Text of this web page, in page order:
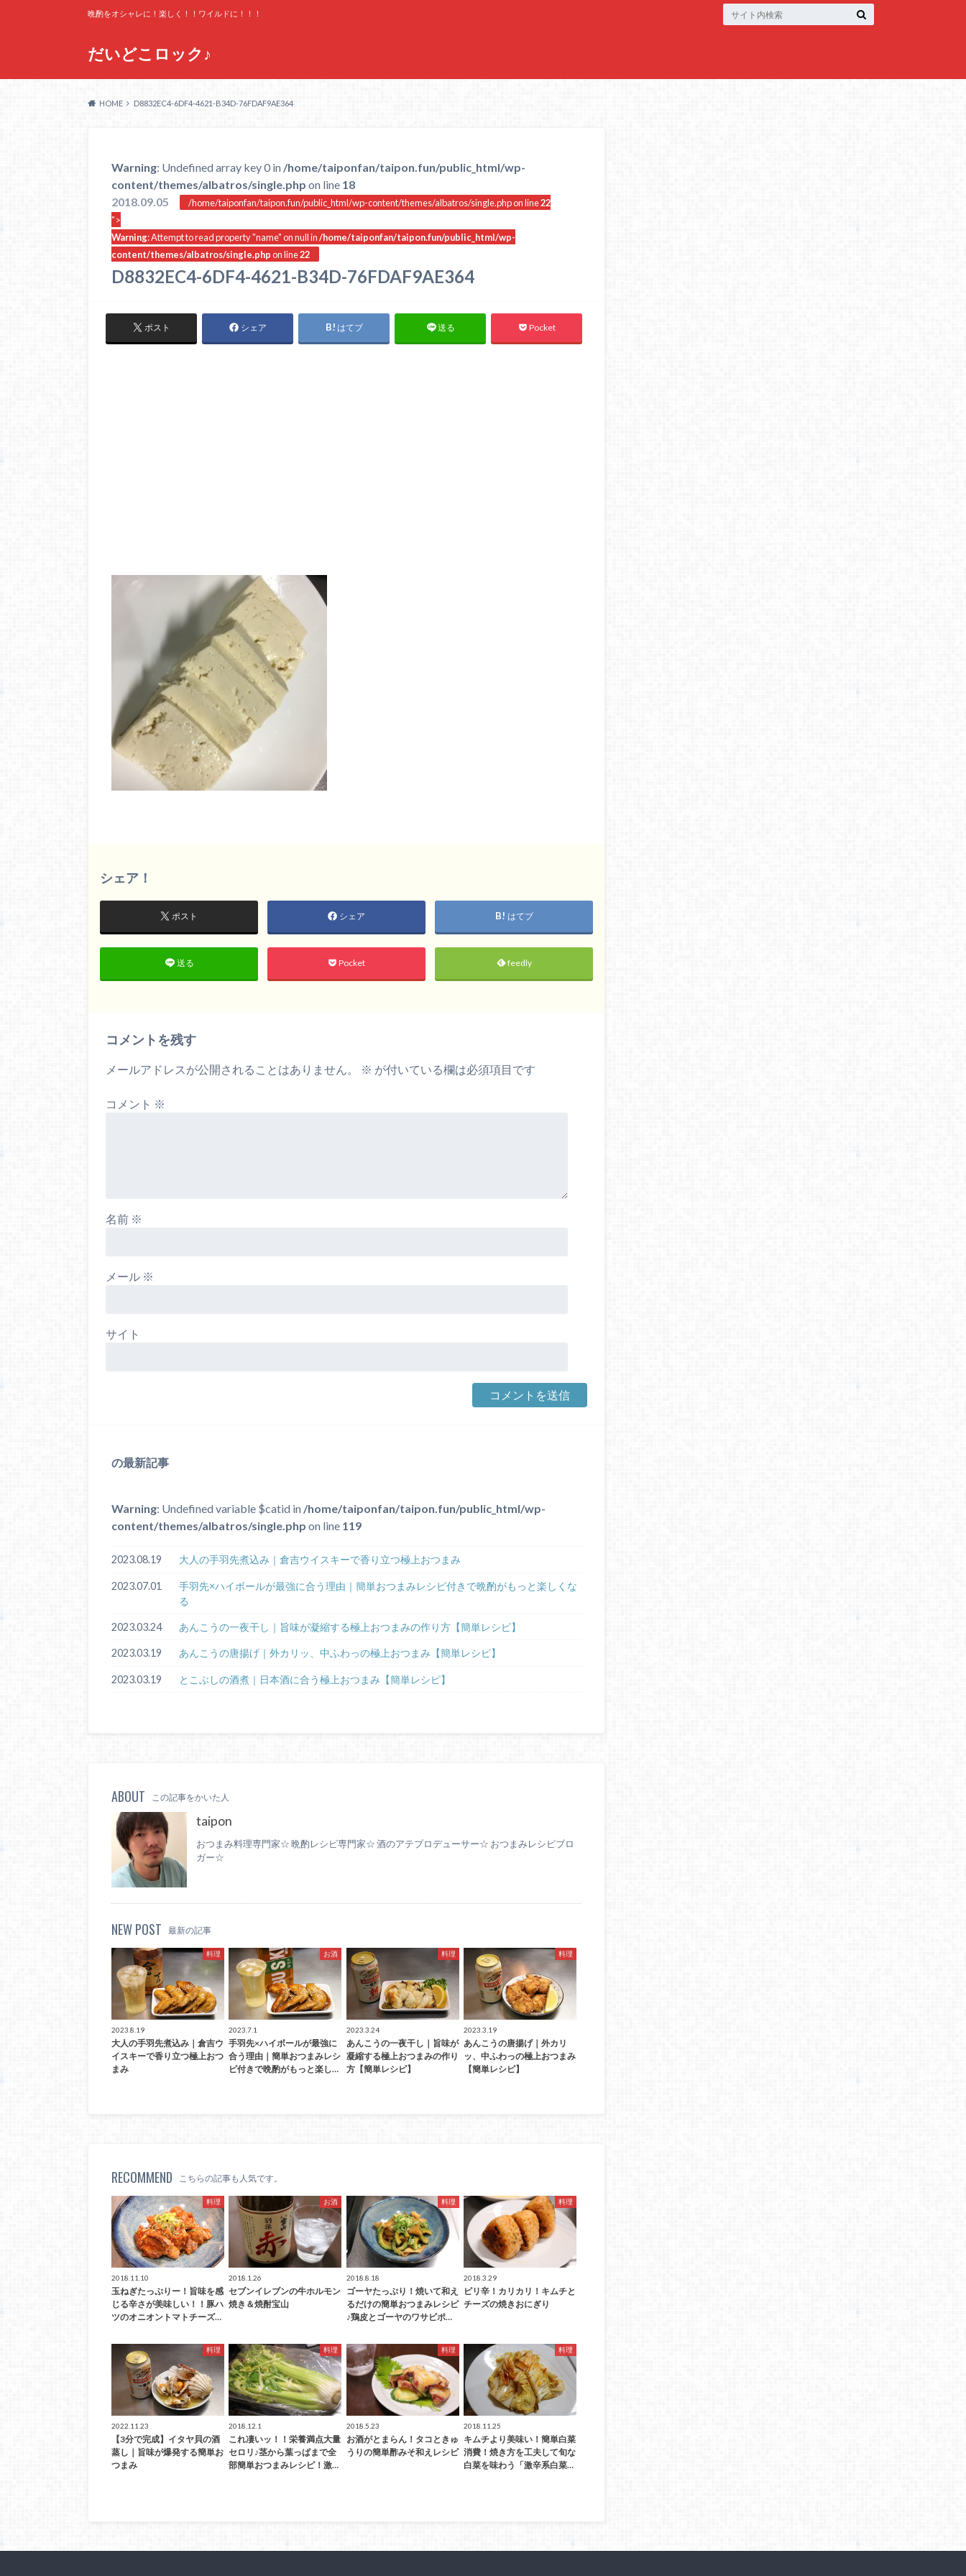
だいどこロック♪
晩酌をオシャレに！楽しく！！ワイルドに！！！
HOME D8832EC4-6DF4-4621-B34D-76FDAF9AE364
Warning: Undefined array key 0 in /home/taiponfan/taipon.fun/public_html/wp-
content/themes/albatros/single.php on line 18
2018.09.05
/home/taiponfan/taipon.fun/public_html/wp-content/themes/albatros/single.php on line22
">
Warning: Attempt to read property "name" on null in /home/taiponfan/taipon.fun/public_html/wp-
content/themes/albatros/single.phpon line22
D8832EC4-6DF4-4621-B34D-76FDAF9AE364
ポスト シェア はてブ 送る Pocket
シェア！
ポスト シェア はてブ
送る Pocket feedly
コメントを残す
メールアドレスが公開されることはありません。 ※ が付いている欄は必須項目です
コメント ※
名前 ※
メール ※
サイト
の最新記事
Warning: Undefined variable $catid in /home/taiponfan/taipon.fun/public_html/wp-
content/themes/albatros/single.php on line 119
2023.08.19 大人の手羽先煮込み｜倉吉ウイスキーで香り立つ極上おつまみ
2023.07.01
手羽先×ハイボールが最強に合う理由｜簡単おつまみレシピ付きで晩酌がもっと楽しくな
る
2023.03.24 あんこうの一夜干し｜旨味が凝縮する極上おつまみの作り方【簡単レシピ】
2023.03.19 あんこうの唐揚げ｜外カリッ、中ふわっの極上おつまみ【簡単レシピ】
2023.03.19 とこぶしの酒煮｜日本酒に合う極上おつまみ【簡単レシピ】
ABOUT この記事をかいた人
taipon
おつまみ料理専門家☆ 晩酌レシピ専門家☆ 酒のアテプロデューサー☆ おつまみレシピブロ
ガー☆
NEW POST 最新の記事
料理
2023.8.19
大人の手羽先煮込み｜倉吉ウ
イスキーで香り立つ極上おつ
まみ
お酒
2023.7.1
手羽先×ハイボールが最強に
合う理由｜簡単おつまみレシ
ピ付きで晩酌がもっと楽し…
料理
2023.3.24
あんこうの一夜干し｜旨味が
凝縮する極上おつまみの作り
方【簡単レシピ】
料理
2023.3.19
あんこうの唐揚げ｜外カリ
ッ、中ふわっの極上おつまみ
【簡単レシピ】
RECOMMEND こちらの記事も人気です。
料理
2018.11.10
玉ねぎたっぷりー！旨味を感
じる辛さが美味しい！！豚ハ
ツのオニオントマトチーズ…
お酒
2018.1.26
セブンイレブンの牛ホルモン
焼き＆焼酎宝山
料理
2018.8.18
ゴーヤたっぷり！焼いて和え
るだけの簡単おつまみレシピ
♪鶏皮とゴーヤのワサビポ…
料理
2018.3.29
ピリ辛！カリカリ！キムチと
チーズの焼きおにぎり
料理
2022.11.23
【3分で完成】イタヤ貝の酒
蒸し｜旨味が爆発する簡単お
つまみ
料理
2018.12.1
これ凄いッ！！栄養満点大量
セロリ♪茎から葉っぱまで全
部簡単おつまみレシピ！激…
料理
2018.5.23
お酒がとまらん！タコときゅ
うりの簡単酢みそ和えレシピ
料理
2018.11.25
キムチより美味い！簡単白菜
消費！焼き方を工夫して旬な
白菜を味わう「激辛系白菜…